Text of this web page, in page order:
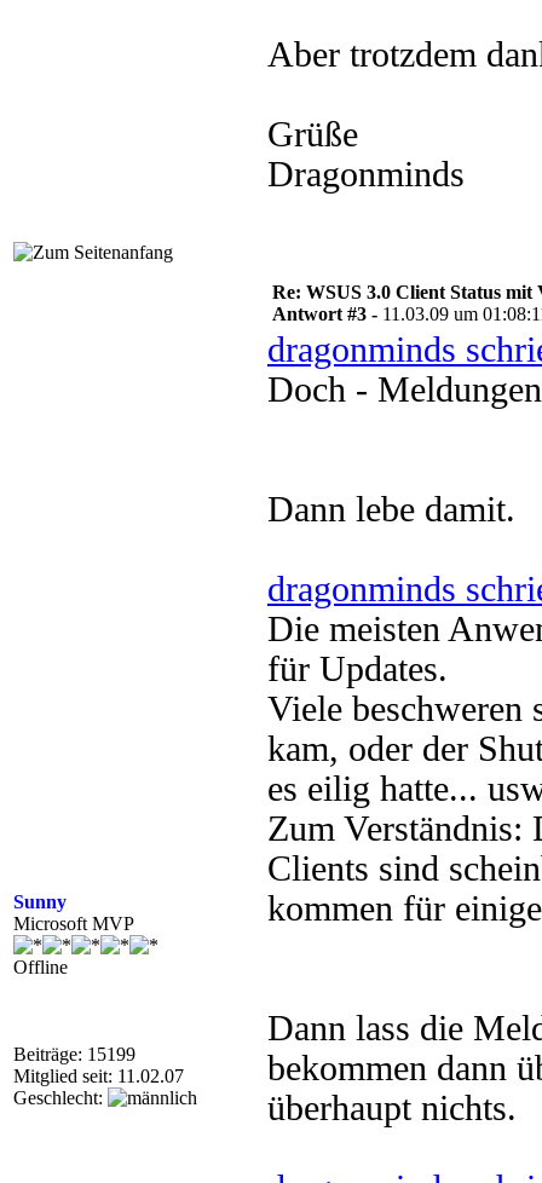
Aber trotzdem
Grüße
Dragonminds
Sunny
Microsoft MVP
Offline
Beiträge: 15199
Mitglied seit: 11.02.07
Geschlecht:
Re: WSUS 3.0 Client Status
Antwort #3 - 11.03.09 um
dragonminds
Doch -
Dann lebe damit.
dragonminds
Die meisten
für Updates.
Viele beschweren
kam, oder der
es eilig hatte...
Zum Verständnis:
Clients sind
kommen für
Dann lass die
bekommen dann
überhaupt nichts.